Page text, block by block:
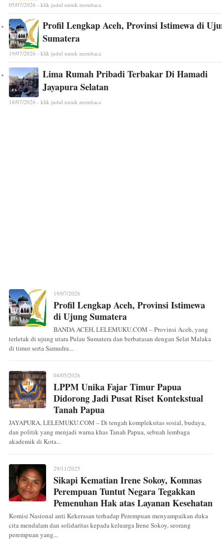
05/07/2026 - klik judul untuk membaca
Profil Lengkap Aceh, Provinsi Istimewa di
Sumatera
19/07/2026 - klik judul untuk membaca
Lima Rumah Pribadi Terbakar Di Hamadi
Jayapura Selatan
18/07/2026 - klik judul untuk membaca
19/07/2026
Profil Lengkap Aceh, Provinsi Istimewa
di Ujung Sumatera
BANDA ACEH, LELEMUKU.COM – Provinsi Aceh, yang
terletak di ujung utara Pulau Sumatera dan berbatasan dengan Selat Malaka
di timur serta Samudra...
04/05/2026
LPPM Unika Fajar Timur Papua
Didorong Jadi Pusat Riset Kontekstual
Tanah Papua
JAYAPURA, LELEMUKU.COM – Di tengah kompleksitas sosial, budaya,
dan politik yang menjadi warna khas Tanah Papua, sebuah lembaga
akademik di Kota...
29/11/2025
Sikapi Kematian Irene Sokoy, Komnas
Perempuan Tuntut Negara Tegakkan
Pemenuhan Hak atas Layanan Kesehatan
Komisi Nasional anti Kekerasan terhadap Perempuan menyampaikan duka
cita mendalam dan solidaritas kepada keluarga Irene Sokoy, seorang
perempuan yang...